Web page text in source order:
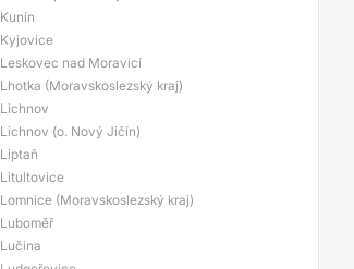
Kunín
Kyjovice
Leskovec nad Moravicí
Lhotka (Moravskoslezský kraj)
Lichnov
Lichnov (o. Nový Jičín)
Liptaň
Litultovice
Lomnice (Moravskoslezský kraj)
Luboměř
Lučina